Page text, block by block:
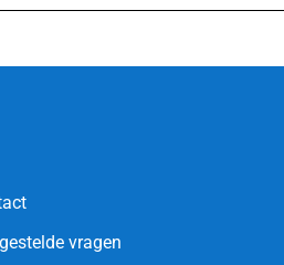
vragen